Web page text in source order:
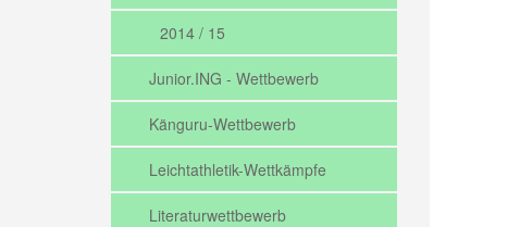
2014 / 15
Junior.ING - Wettbewerb
Känguru-Wettbewerb
Leichtathletik-Wettkämpfe
Literaturwettbewerb